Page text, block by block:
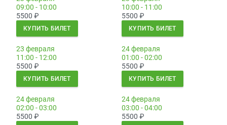
09:00 - 10:00
5500 ₽
КУПИТЬ БИЛЕТ
10:00 - 11:00
5500 ₽
КУПИТЬ БИЛЕТ
23 февраля
11:00 - 12:00
5500 ₽
КУПИТЬ БИЛЕТ
24 февраля
01:00 - 02:00
5500 ₽
КУПИТЬ БИЛЕТ
24 февраля
02:00 - 03:00
5500 ₽
24 февраля
03:00 - 04:00
5500 ₽